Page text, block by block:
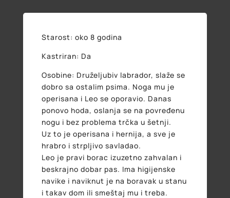
Starost: oko 8 godina
Kastriran: Da
Osobine: Druželjubiv labrador, slaže se
dobro sa ostalim psima. Noga mu je
operisana i Leo se oporavio. Danas
ponovo hoda, oslanja se na povređenu
nogu i bez problema trčka u šetnji.
Uz to je operisana i hernija, a sve je
hrabro i strpljivo savladao.
Leo je pravi borac izuzetno zahvalan i
beskrajno dobar pas. Ima higijenske
navike i naviknut je na boravak u stanu
i takav dom ili smeštaj mu i treba.